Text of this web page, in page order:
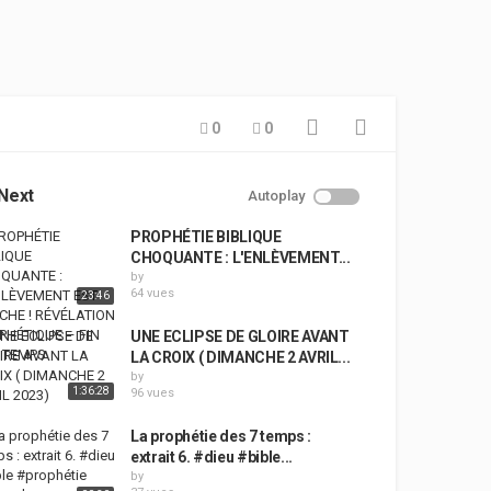
0 0
Autoplay
23:46
PROPHÉTIE BIBLIQUE
CHOQUANTE : L'ENLÈVEMENT...
by
64 vues
1:36:28
UNE ECLIPSE DE GLOIRE AVANT
LA CROIX ( DIMANCHE 2 AVRIL...
by
96 vues
La prophétie des 7 temps :
extrait 6. #dieu #bible...
by